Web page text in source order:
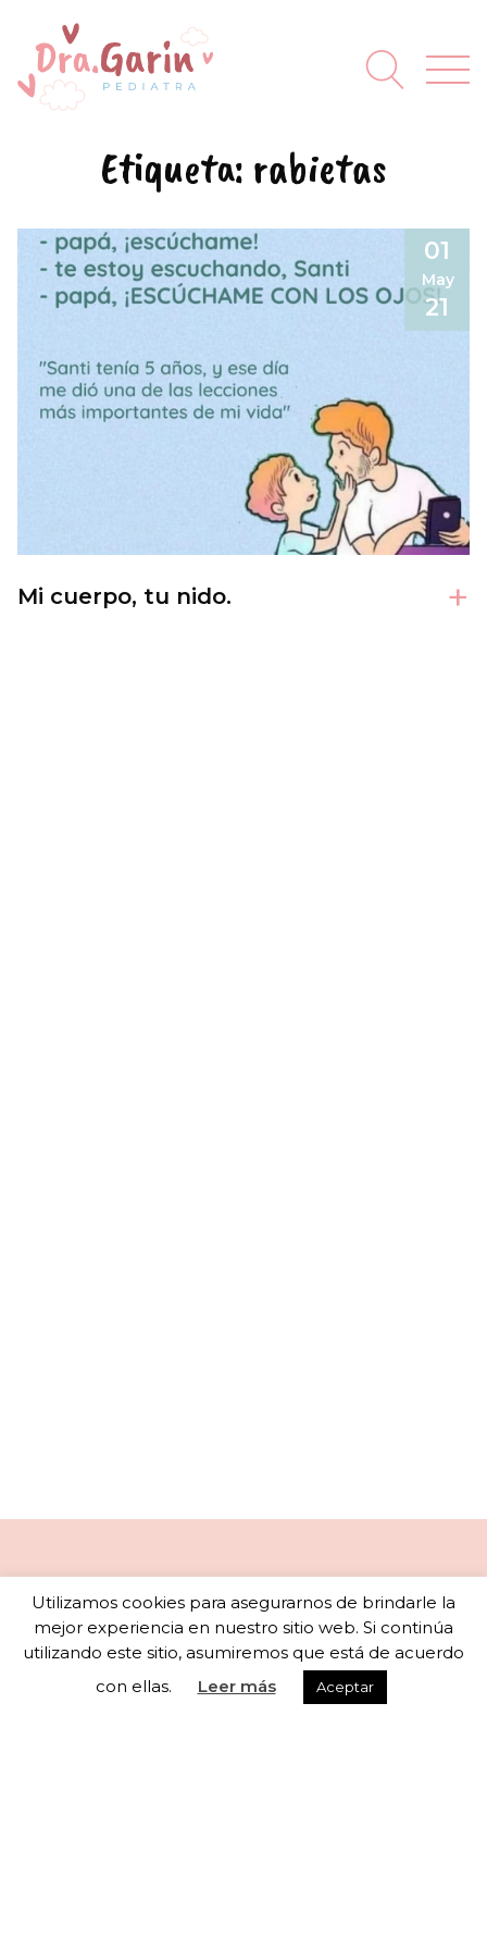
Etiqueta: rabietas
01
May
21
Mi cuerpo, tu nido. +
Newsletter
Subscribete a nuestra newsletter para recibir
Utilizamos cookies para asegurarnos de brindarle la
mejor experiencia en nuestro sitio web. Si continúa
utilizando este sitio, asumiremos que está de acuerdo
con ellas.
Leer más Aceptar